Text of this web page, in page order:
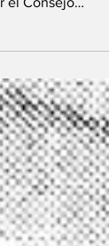
una